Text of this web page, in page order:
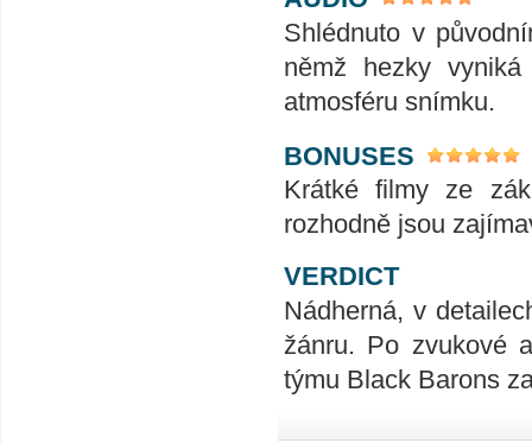
Shlédnuto v
němž hezky
atmosféru snímku.
BONUSES
Krátké filmy ze
rozhodně jsou
VERDICT
Nádherná, v
žánru. Po zvukové
týmu Black Barons